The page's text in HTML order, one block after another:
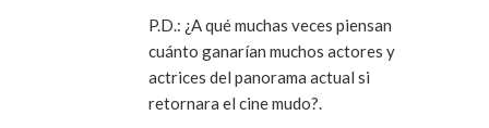
P.D.: ¿A qué muchas veces piensan
cuánto ganarían muchos actores y
actrices del panorama actual si
retornara el cine mudo?.